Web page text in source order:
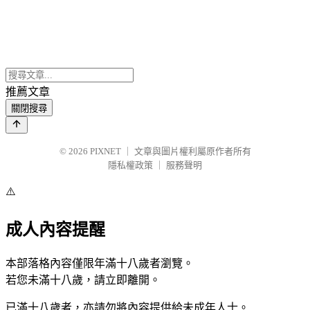
推薦文章
關閉搜尋
© 2026 PIXNET
文章與圖片權利屬原作者所有
隱私權政策
服務聲明
⚠️
成人內容提醒
本部落格內容僅限年滿十八歲者瀏覽。
若您未滿十八歲，請立即離開。
已滿十八歲者，亦請勿將內容提供給未成年人士。